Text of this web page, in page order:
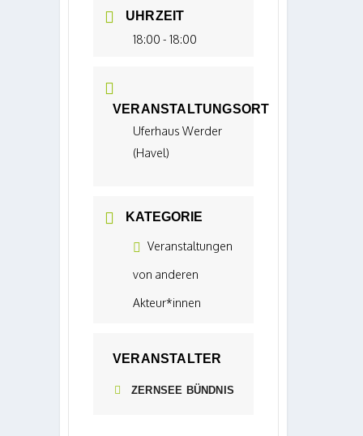
UHRZEIT
18:00 - 18:00
VERANSTALTUNGSORT
Uferhaus Werder
(Havel)
KATEGORIE
Veranstaltungen
von anderen
Akteur*innen
VERANSTALTER
ZERNSEE BÜNDNIS